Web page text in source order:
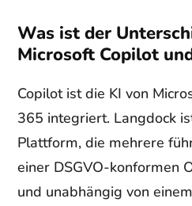
Was ist der
Microsoft Copilot
Copilot ist die KI von
365 integriert. Langdock
Plattform, die mehrere
einer DSGVO-konformen
und unabhängig von